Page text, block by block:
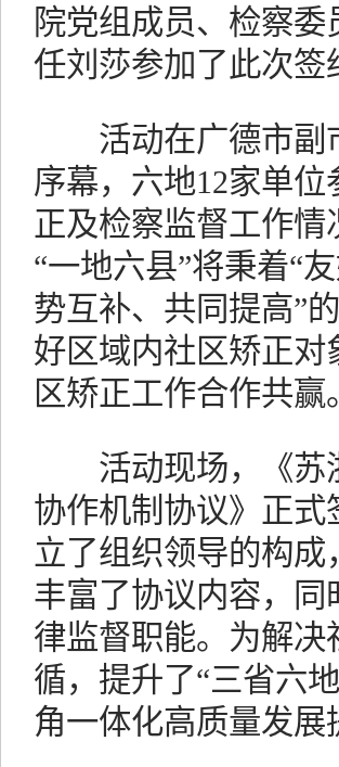
院党组成员、检察
任刘莎参加了此次签
活动在广德市副
序幕，六地12家单
正及检察监督工作
“一地六县”将秉着“
势互补、共同提高”
好区域内社区矫正
区矫正工作合作共赢。
活动现场，《苏浙
协作机制协议》正
立了组织领导的构
丰富了协议内容，
律监督职能。为解
循，提升了“三省六
角一体化高质量发